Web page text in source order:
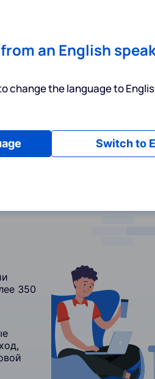
350
an English
change the language to
Switch to